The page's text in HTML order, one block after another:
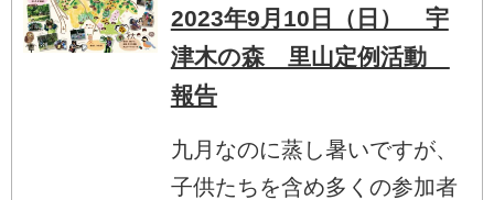
2023年9月10日（日） 宇
津木の森 里山定例活動
報告
九月なのに蒸し暑いですが、
子供たちを含め多くの参加者